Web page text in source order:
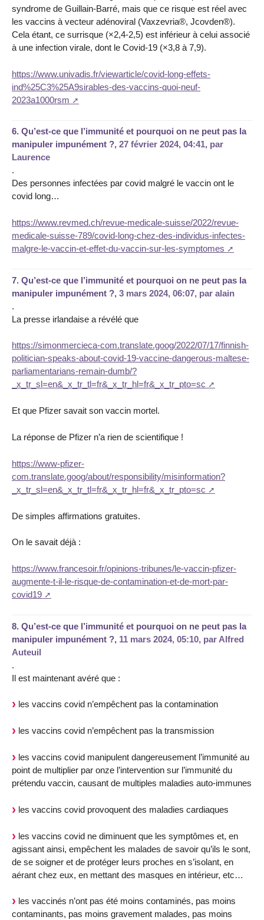
syndrome de Guillain-Barré, mais que ce risque est réel avec
les vaccins à vecteur adénoviral (Vaxzevria®, Jcovden®).
Cela étant, ce surrisque (×2,4-2,5) est inférieur à celui associé
à une infection virale, dont le Covid-19 (×3,8 à 7,9).
https://www.univadis.fr/viewarticle/covid-long-effets-
ind%25C3%25A9sirables-des-vaccins-quoi-neuf-
2023a1000rsm
6. Qu’est-ce que l’immunité et pourquoi on ne peut pas la
manipuler impunément ?, 27 février 2024, 04:41, par
Laurence
.
Des personnes infectées par covid malgré le vaccin ont le
covid long…
https://www.revmed.ch/revue-medicale-suisse/2022/revue-
medicale-suisse-789/covid-long-chez-des-individus-infectes-
malgre-le-vaccin-et-effet-du-vaccin-sur-les-symptomes
7. Qu’est-ce que l’immunité et pourquoi on ne peut pas la
manipuler impunément ?, 3 mars 2024, 06:07, par alain
.
La presse irlandaise a révélé que
https://simonmercieca-com.translate.goog/2022/07/17/finnish-
politician-speaks-about-covid-19-vaccine-dangerous-maltese-
parliamentarians-remain-dumb/?
_x_tr_sl=en&_x_tr_tl=fr&_x_tr_hl=fr&_x_tr_pto=sc
Et que Pfizer savait son vaccin mortel.
La réponse de Pfizer n’a rien de scientifique !
https://www-pfizer-
com.translate.goog/about/responsibility/misinformation?
_x_tr_sl=en&_x_tr_tl=fr&_x_tr_hl=fr&_x_tr_pto=sc
De simples affirmations gratuites.
On le savait déjà :
https://www.francesoir.fr/opinions-tribunes/le-vaccin-pfizer-
augmente-t-il-le-risque-de-contamination-et-de-mort-par-
covid19
8. Qu’est-ce que l’immunité et pourquoi on ne peut pas la
manipuler impunément ?, 11 mars 2024, 05:10, par Alfred
Auteuil
.
Il est maintenant avéré que :
les vaccins covid n’empêchent pas la contamination
les vaccins covid n’empêchent pas la transmission
les vaccins covid manipulent dangereusement l’immunité au
point de multiplier par onze l’intervention sur l’immunité du
prétendu vaccin, causant de multiples maladies auto-immunes
les vaccins covid provoquent des maladies cardiaques
les vaccins covid ne diminuent que les symptômes et, en
agissant ainsi, empêchent les malades de savoir qu’ils le sont,
de se soigner et de protéger leurs proches en s’isolant, en
aérant chez eux, en mettant des masques en intérieur, etc…
les vaccinés n’ont pas été moins contaminés, pas moins
contaminants, pas moins gravement malades, pas moins